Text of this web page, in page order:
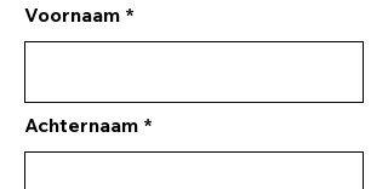
Voornaam
Achternaam